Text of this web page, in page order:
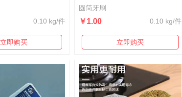
0.10 kg/件
立即购买
圆筒牙刷
￥1.00 0.10 kg/件
立即购买